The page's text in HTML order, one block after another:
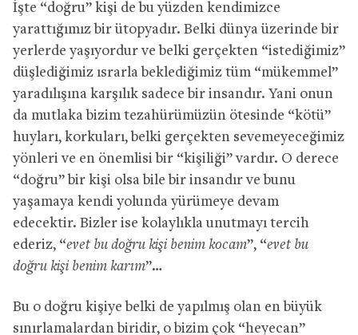
İşte “doğru” kişi de bu yüzden kendimizce
yarattığımız bir ütopyadır. Belki dünya üzerinde bir
yerlerde yaşıyordur ve belki gerçekten “istediğimiz”
düşlediğimiz ısrarla beklediğimiz tüm “mükemmel”
yaradılışına karşılık sadece bir insandır. Yani onun
da mutlaka bizim tezahürümüzün ötesinde “kötü”
huyları, korkuları, belki gerçekten sevemeyeceğimiz
yönleri ve en önemlisi bir “kişiliği” vardır. O derece
“doğru” bir kişi olsa bile bir insandır ve bunu
yaşamaya kendi yolunda yürümeye devam
edecektir. Bizler ise kolaylıkla unutmayı tercih
ederiz, “evet bu doğru kişi benim kocam”, “evet bu
doğru kişi benim karım”…
Bu o doğru kişiye belki de yapılmış olan en büyük
sınırlamalardan biridir, o bizim çok “heyecan”